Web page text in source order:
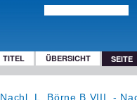
TITEL ÜBERSICHT SEITE
Nachl. L. Börne B.VIII. -